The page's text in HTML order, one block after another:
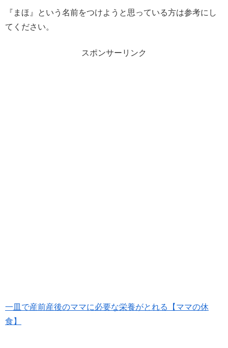
『まほ』という名前をつけようと思っている方は参考にし
てください。
スポンサーリンク
一皿で産前産後のママに必要な栄養がとれる【ママの休
食】